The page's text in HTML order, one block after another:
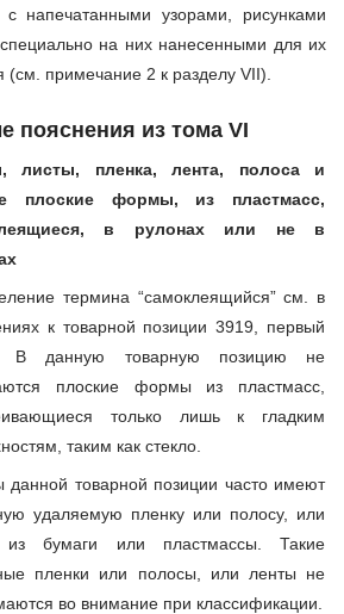
с напечатанными узорами, рисунками
на них нанесенными для их
(см. примечание 2 к разделу VII).
пояснения из тома VI
листы, пленка, лента, полоса и
плоские формы, из пластмасс,
в рулонах или не в
термина “самоклеящийся” см. в
к товарной позиции 3919, первый
В данную товарную позицию не
плоские формы из пластмасс,
только лишь к гладким
таким как стекло.
данной товарной позиции часто имеют
удаляемую пленку или полосу, или
из бумаги или пластмассы. Такие
пленки или полосы, или ленты не
во внимание при классификации.